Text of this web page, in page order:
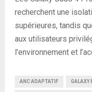
recherchent une
supérieures, tandis
aux utilisateurs
l’environnement et
ANC ADAPTATIF GALAXY